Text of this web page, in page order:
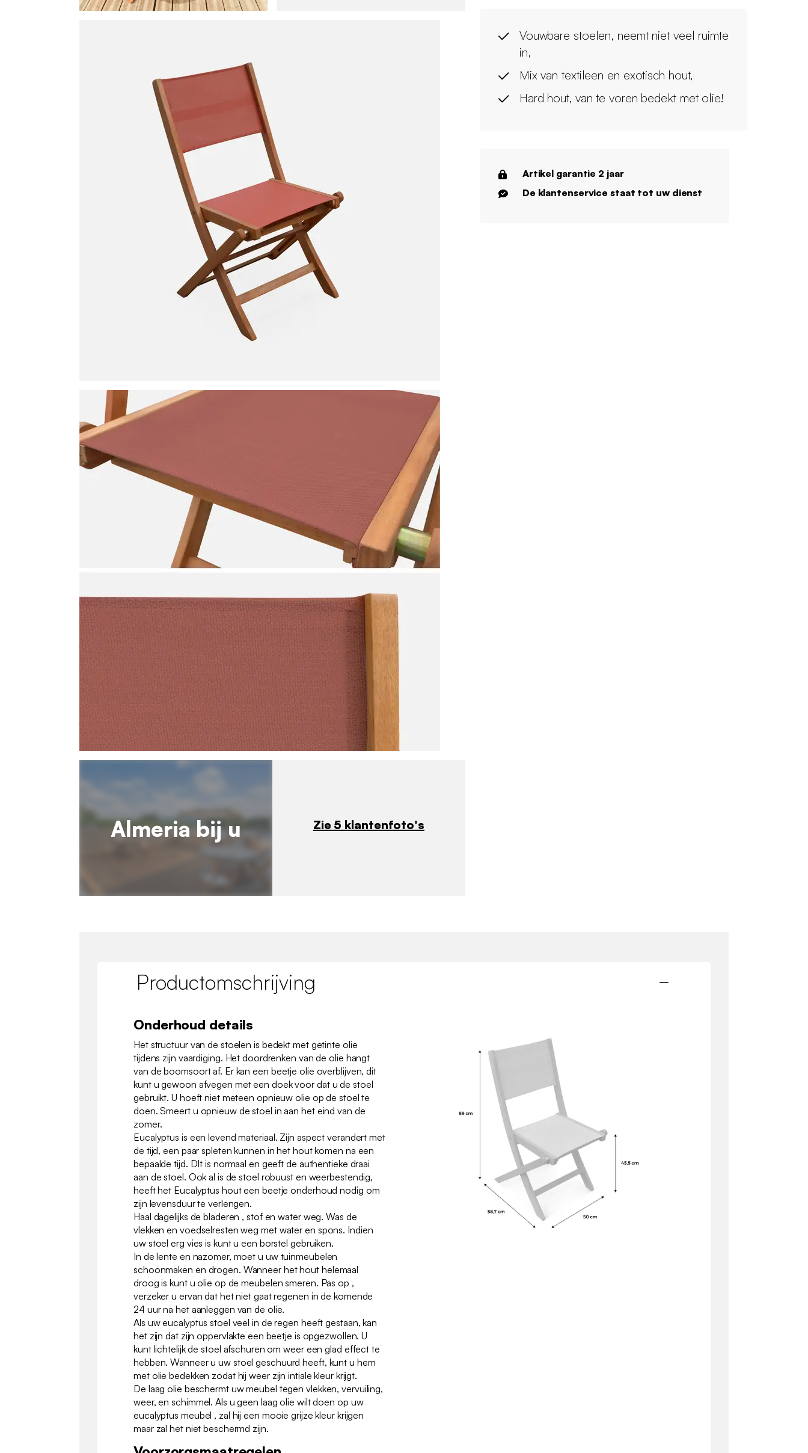
Almeria bij u Zie 5 klantenfoto's
Vouwbare stoelen, neemt niet veel ruimte
in,
Mix van textileen en exotisch hout,
Hard hout, van te voren bedekt met olie!
Artikel garantie 2 jaar
De klantenservice staat tot uw dienst
Productomschrijving
Onderhoud details
Het structuur van de stoelen is bedekt met getinte olie
tijdens zijn vaardiging. Het doordrenken van de olie hangt
van de boomsoort af. Er kan een beetje olie overblijven, dit
kunt u gewoon afvegen met een doek voor dat u de stoel
gebruikt. U hoeft niet meteen opnieuw olie op de stoel te
doen. Smeert u opnieuw de stoel in aan het eind van de
zomer.
Eucalyptus is een levend materiaal. Zijn aspect verandert met
de tijd, een paar spleten kunnen in het hout komen na een
bepaalde tijd. DIt is normaal en geeft de authentieke draai
aan de stoel. Ook al is de stoel robuust en weerbestendig,
heeft het Eucalyptus hout een beetje onderhoud nodig om
zijn levensduur te verlengen.
Haal dagelijks de bladeren , stof en water weg. Was de
vlekken en voedselresten weg met water en spons. Indien
uw stoel erg vies is kunt u een borstel gebruiken.
In de lente en nazomer, moet u uw tuinmeubelen
schoonmaken en drogen. Wanneer het hout helemaal
droog is kunt u olie op de meubelen smeren. Pas op ,
verzeker u ervan dat het niet gaat regenen in de komende
24 uur na het aanleggen van de olie.
Als uw eucalyptus stoel veel in de regen heeft gestaan, kan
het zijn dat zijn oppervlakte een beetje is opgezwollen. U
kunt lichtelijk de stoel afschuren om weer een glad effect te
hebben. Wanneer u uw stoel geschuurd heeft, kunt u hem
met olie bedekken zodat hij weer zijn intiale kleur krijgt.
De laag olie beschermt uw meubel tegen vlekken, vervuiling,
weer, en schimmel. Als u geen laag olie wilt doen op uw
eucalyptus meubel , zal hij een mooie grijze kleur krijgen
maar zal het niet beschermd zijn.